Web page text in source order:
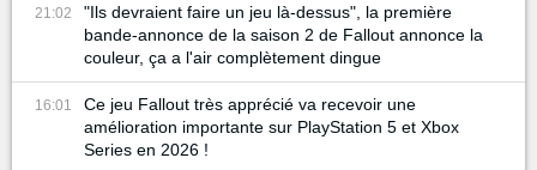
21:02
"Ils devraient faire un jeu là-dessus", la première
bande-annonce de la saison 2 de Fallout annonce la
couleur, ça a l'air complètement dingue
16:01
Ce jeu Fallout très apprécié va recevoir une
amélioration importante sur PlayStation 5 et Xbox
Series en 2026 !